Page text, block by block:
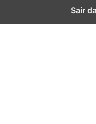
Sair